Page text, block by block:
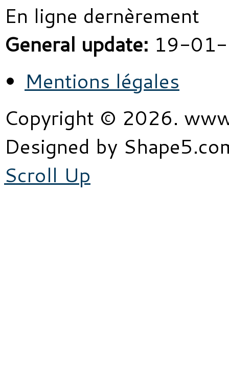
En ligne dernèrement
General update: 19-
Mentions légales
Copyright © 2026.
Designed by
Scroll Up